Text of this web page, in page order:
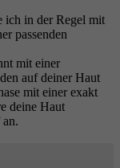
ich in der Regel mit
passenden
mit einer
auf deiner Haut
mit einer exakt
deine Haut